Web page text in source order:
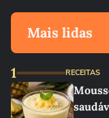
Mais lidas
1 RECEITAS